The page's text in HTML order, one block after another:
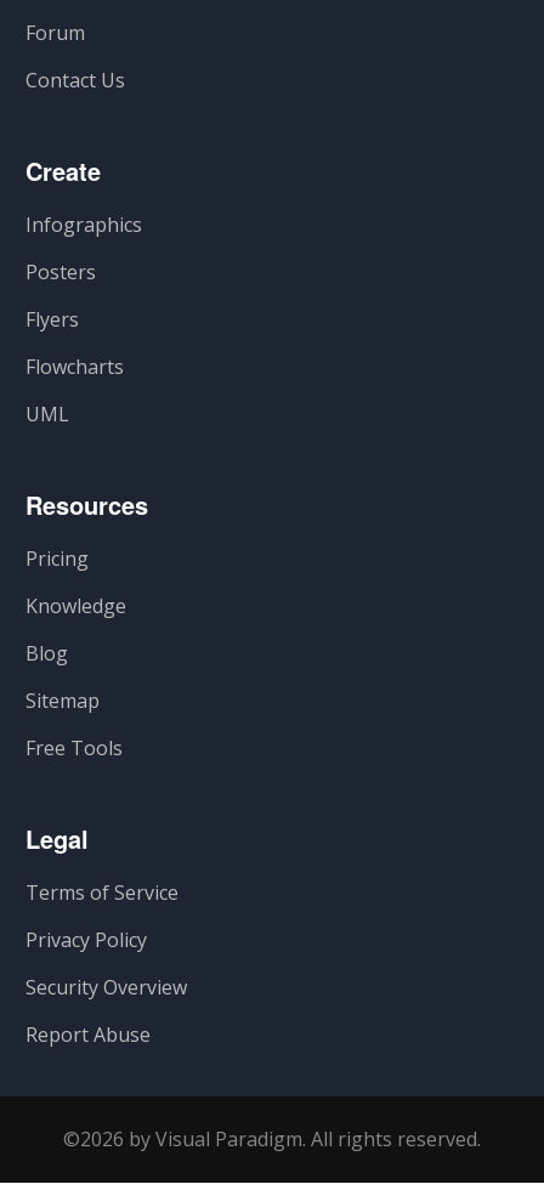
Forum
Contact Us
Create
Infographics
Posters
Flyers
Flowcharts
UML
Resources
Pricing
Knowledge
Blog
Sitemap
Free Tools
Legal
Terms of Service
Privacy Policy
Security Overview
Report Abuse
©2026 by Visual Paradigm. All rights reserved.